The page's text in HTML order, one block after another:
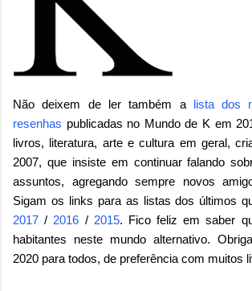
Não deixem de ler também a lista dos
resenhas publicadas no Mundo de K em
livros, literatura, arte e cultura em geral,
2007, que insiste em continuar falando
assuntos, agregando sempre novos
Sigam os links para as listas dos últimos
2017 / 2016 / 2015. Fico feliz em saber
habitantes neste mundo alternativo.
2020 para todos, de preferência com muitos